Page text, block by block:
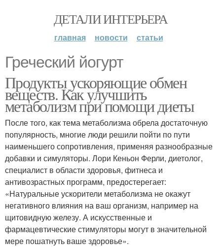
ДЕТАЛИ ИНТЕРЬЕРА
главная новости статьи
Греческий йогурт
Продукты ускоряющие обмен
веществ. Как улучшить
метаболизм при помощи диеты
После того, как тема метаболизма обрела достаточную
популярность, многие люди решили пойти по пути
наименьшего сопротивления, применяя разнообразные
добавки и симуляторы. Лори Кеньон Ферли, диетолог,
специалист в области здоровья, фитнеса и
антивозрастных программ, предостерегает:
«Натуральные ускорители метаболизма не окажут
негативного влияния на ваш организм, например на
щитовидную железу. А искусственные и
фармацевтические стимуляторы могут в значительной
мере пошатнуть ваше здоровье».